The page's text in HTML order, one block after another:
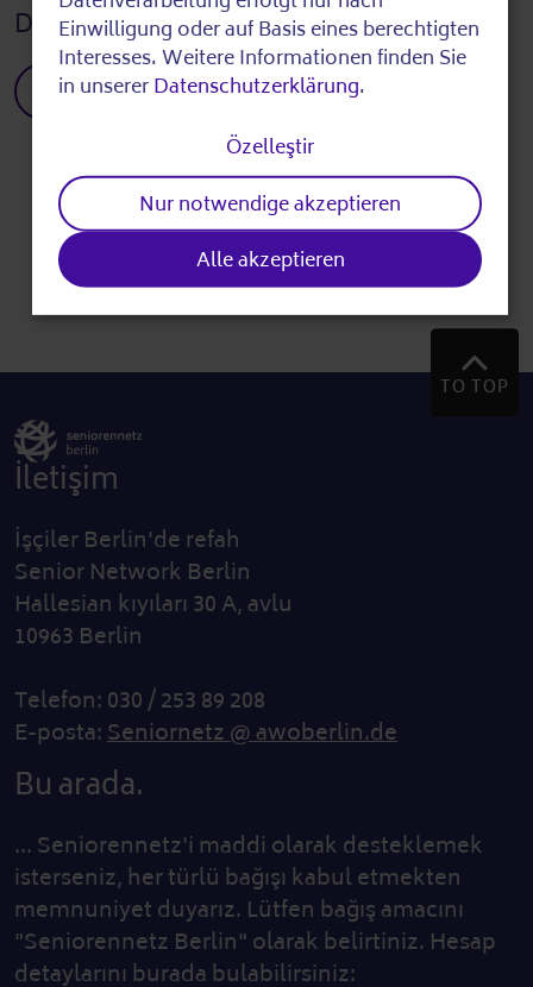
Dijital strateji hakkında bilgi içeren broşür
Dijital strateji broşürünü indirin
Sayfayı Yazdır
TO TOP
İletişim
İşçiler Berlin'de refah
Senior Network Berlin
Hallesian kıyıları 30 A, avlu
10963 Berlin
Telefon: 030 / 253 89 208
E-posta:Seniornetz @ awoberlin.de
Bu arada.
... Seniorennetz'i maddi olarak desteklemek
isterseniz, her türlü bağışı kabul etmekten
memnuniyet duyarız. Lütfen bağış amacını
"Seniorennetz Berlin" olarak belirtiniz. Hesap
detaylarını burada bulabilirsiniz:
personal
data
and
Einwilligung oder auf Basis eines berechtigten
Interesses. Weitere Informationen finden Sie
in unsererDatenschutzerklärung.
Özelleştir
Nur notwendige akzeptieren
Alle akzeptieren